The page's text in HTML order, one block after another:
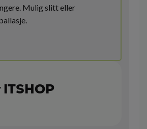
Mulig slitt eller